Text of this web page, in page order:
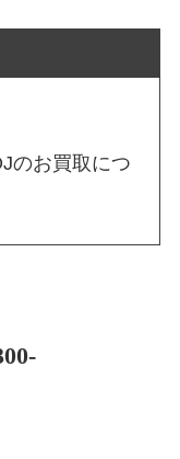
のお買取につ